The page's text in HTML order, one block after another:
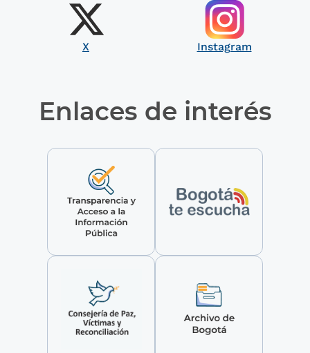
X Instagram
Enlaces de interés